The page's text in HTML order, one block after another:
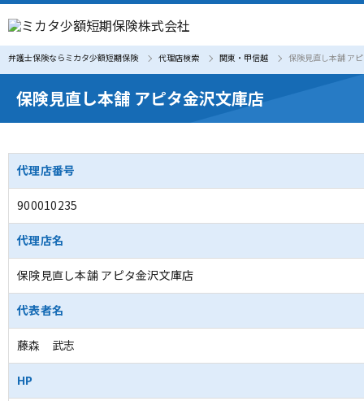
弁護士保険ならミカタ少額短期保険 代理店検索 関東・甲信越 保険見直し本舗 ア
保険見直し本舗 アピタ金沢文庫店
代理店番号
900010235
代理店名
保険見直し本舗 アピタ金沢文庫店
代表者名
藤森 武志
HP